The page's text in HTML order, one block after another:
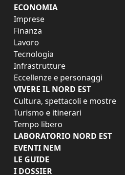
ECONOMIA
Imprese
Finanza
Lavoro
Tecnologia
Infrastrutture
Eccellenze e personaggi
VIVERE IL NORD EST
Cultura, spettacoli e mostre
Turismo e itinerari
Tempo libero
LABORATORIO NORD EST
EVENTI NEM
LE GUIDE
I DOSSIER